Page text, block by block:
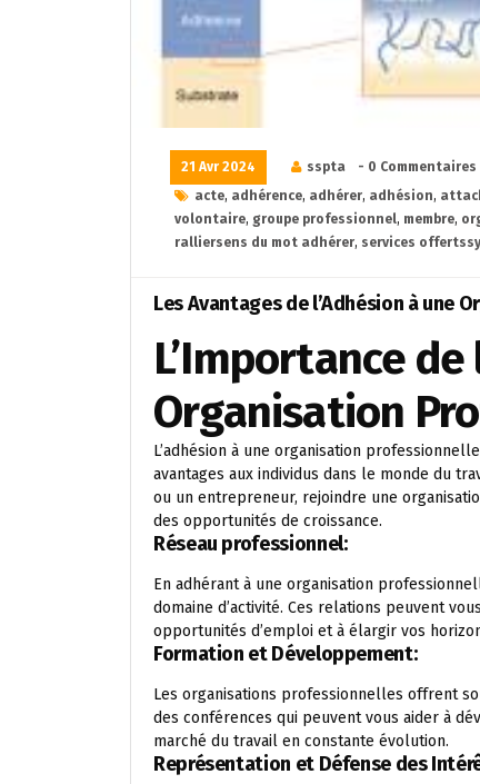
21 Avr 2024 sspta - 0 Commentaires
acte, adhérence, adhérer, adhésion,
volontaire, groupe professionnel, membre,
ralliersens du mot adhérer, services
Les Avantages de l’Adhésion à une
L’Importance de
Organisation
L’adhésion à une organisation
avantages aux individus dans le monde du
ou un entrepreneur, rejoindre une
des opportunités de croissance.
Réseau professionnel:
En adhérant à une organisation
domaine d’activité. Ces relations peuvent
opportunités d’emploi et à élargir vos
Formation et Développement:
Les organisations professionnelles offrent
des conférences qui peuvent vous aider à
marché du travail en constante évolution.
Représentation et Défense des